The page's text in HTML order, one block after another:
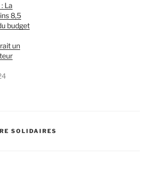
La
8,5
budget
un
SOLIDAIRES